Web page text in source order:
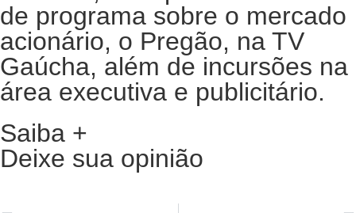
de programa sobre o mercado
acionário, o Pregão, na TV
Gaúcha, além de incursões na
área executiva e publicitário.
Saiba +
Deixe sua opinião